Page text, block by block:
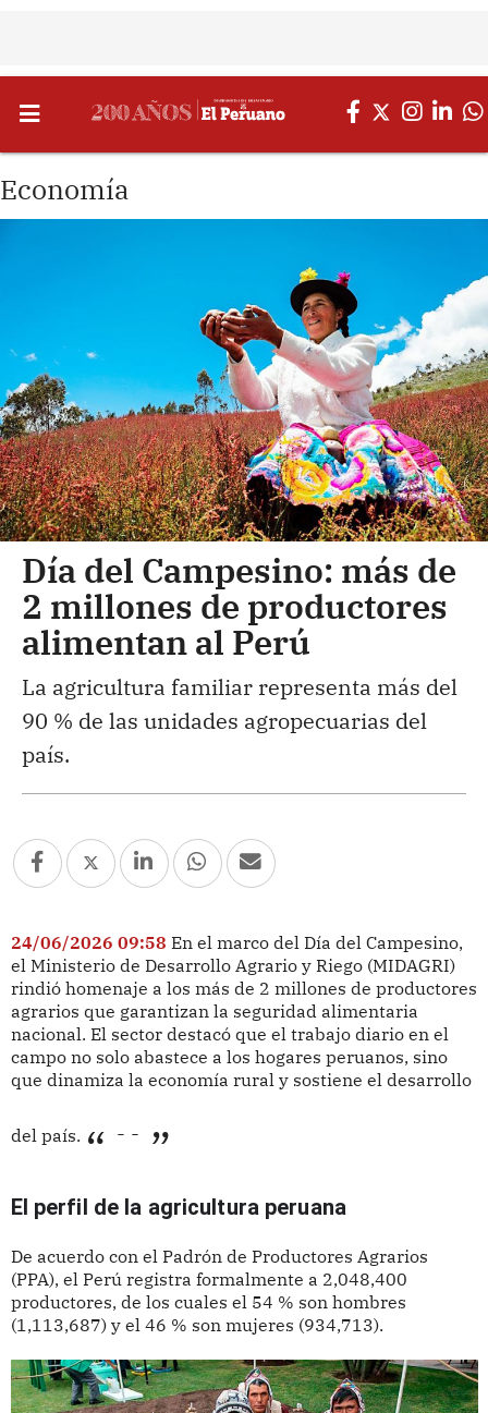
Economía
Día del Campesino: más de
2 millones de productores
alimentan al Perú
La agricultura familiar representa más del
90 % de las unidades agropecuarias del
país.
24/06/2026 09:58 En el marco del Día del Campesino,
el Ministerio de Desarrollo Agrario y Riego (MIDAGRI)
rindió homenaje a los más de 2 millones de productores
agrarios que garantizan la seguridad alimentaria
nacional. El sector destacó que el trabajo diario en el
campo no solo abastece a los hogares peruanos, sino
que dinamiza la economía rural y sostiene el desarrollo
del país. - -
El perfil de la agricultura peruana
De acuerdo con el Padrón de Productores Agrarios
(PPA), el Perú registra formalmente a 2,048,400
productores, de los cuales el 54 % son hombres
(1,113,687) y el 46 % son mujeres (934,713).